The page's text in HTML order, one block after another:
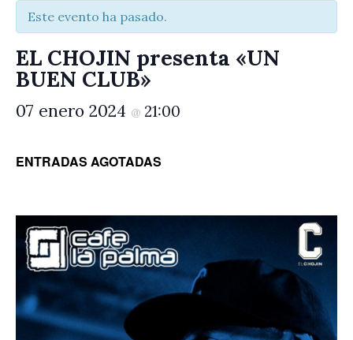
Este evento ha pasado.
EL CHOJIN presenta «UN
BUEN CLUB»
07 enero 2024 @ 21:00
ENTRADAS AGOTADAS